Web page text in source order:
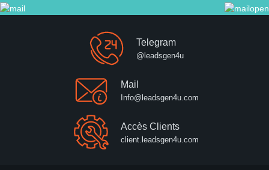
Telegram
@leadsgen4u
Mail
Info@leadsgen4u.com
Accès Clients
client.leadsgen4u.com